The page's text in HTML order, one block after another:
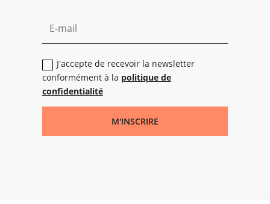
J'accepte de recevoir la newsletter
conformément à la politique de
confidentialité
M'INSCRIRE